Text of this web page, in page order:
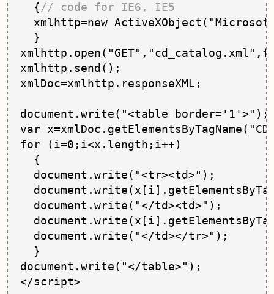
  {
// code for IE6, IE5
xmlhttp=new
  }
xmlhttp.send();
xmlDoc=xmlhttp.responseXML;
document.write("<table border='1'>");
var
for (i=0;i<x.length;i++)
  {
  document.write("<tr><td>");
  document.write("</td><td>");
  document.write("</td></tr>");
  }
document.write("</table>");
</script>